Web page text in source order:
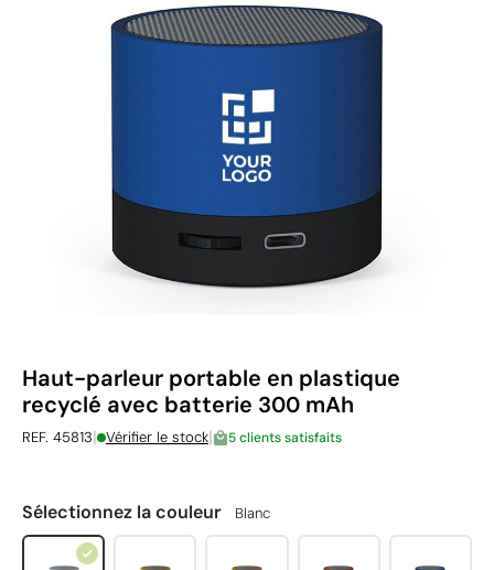
Haut-parleur portable en plastique
recyclé avec batterie 300 mAh
REF. 45813| Vérifier le stock| 5 clients satisfaits
Sélectionnez la couleur Blanc